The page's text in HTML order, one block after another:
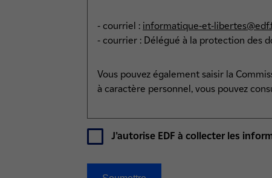
- courriel : informatique-et-
- courrier : Délégué à la protection des
Vous pouvez également saisir la
à caractère personnel, vous pouvez
J’autorise EDF à collecter les